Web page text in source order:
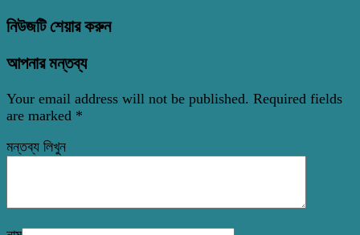
নিউজটি শেয়ার করুন
আপনার মন্তব্য
Your email address will not be published. Required fields
are marked *
মন্তব্য লিখুন